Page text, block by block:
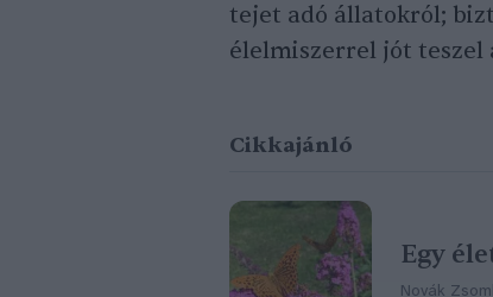
tejet adó állatokról;
élelmiszerrel jót teszel
Cikkajánló
Egy
Novák